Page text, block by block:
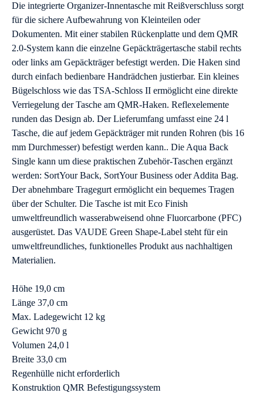
Die integrierte Organizer-Innentasche mit Reißverschluss sorgt
für die sichere Aufbewahrung von Kleinteilen oder
Dokumenten. Mit einer stabilen Rückenplatte und dem QMR
2.0-System kann die einzelne Gepäckträgertasche stabil rechts
oder links am Gepäckträger befestigt werden. Die Haken sind
durch einfach bedienbare Handrädchen justierbar. Ein kleines
Bügelschloss wie das TSA-Schloss II ermöglicht eine direkte
Verriegelung der Tasche am QMR-Haken. Reflexelemente
runden das Design ab. Der Lieferumfang umfasst eine 24 l
Tasche, die auf jedem Gepäckträger mit runden Rohren (bis 16
mm Durchmesser) befestigt werden kann.. Die Aqua Back
Single kann um diese praktischen Zubehör-Taschen ergänzt
werden: SortYour Back, SortYour Business oder Addita Bag.
Der abnehmbare Tragegurt ermöglicht ein bequemes Tragen
über der Schulter. Die Tasche ist mit Eco Finish
umweltfreundlich wasserabweisend ohne Fluorcarbone (PFC)
ausgerüstet. Das VAUDE Green Shape-Label steht für ein
umweltfreundliches, funktionelles Produkt aus nachhaltigen
Materialien.
Höhe 19,0 cm
Länge 37,0 cm
Max. Ladegewicht 12 kg
Gewicht 970 g
Volumen 24,0 l
Breite 33,0 cm
Regenhülle nicht erforderlich
Konstruktion QMR Befestigungssystem